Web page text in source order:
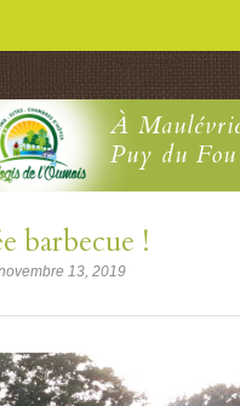
À
Puy du Fou
barbecue !
13, 2019